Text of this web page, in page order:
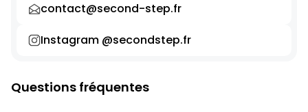
contact@second-step.fr
Instagram @secondstep.fr
Questions fréquentes